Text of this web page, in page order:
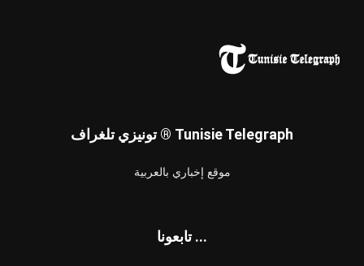
تونيزي تلغراف ® Tunisie Telegraph
موقع إخباري بالعربية
تابعونا ...